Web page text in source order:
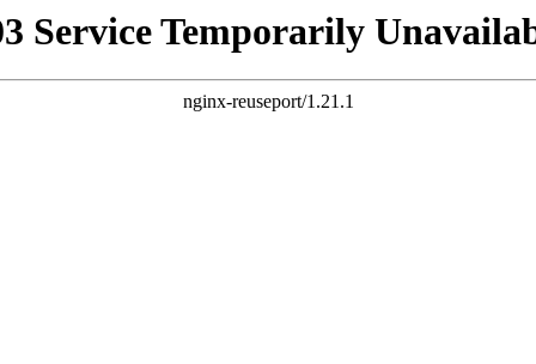
Service Temporarily
nginx-reuseport/1.21.1